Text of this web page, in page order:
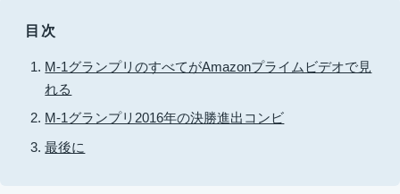
目次
M-1グランプリのすべてがAmazonプライムビデオで見
れる
M-1グランプリ2016年の決勝進出コンビ
最後に